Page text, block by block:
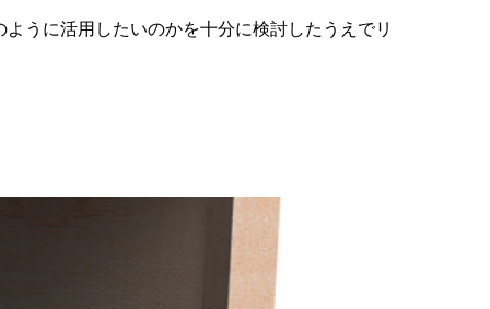
うに活用したいのかを十分に検討したうえでリ